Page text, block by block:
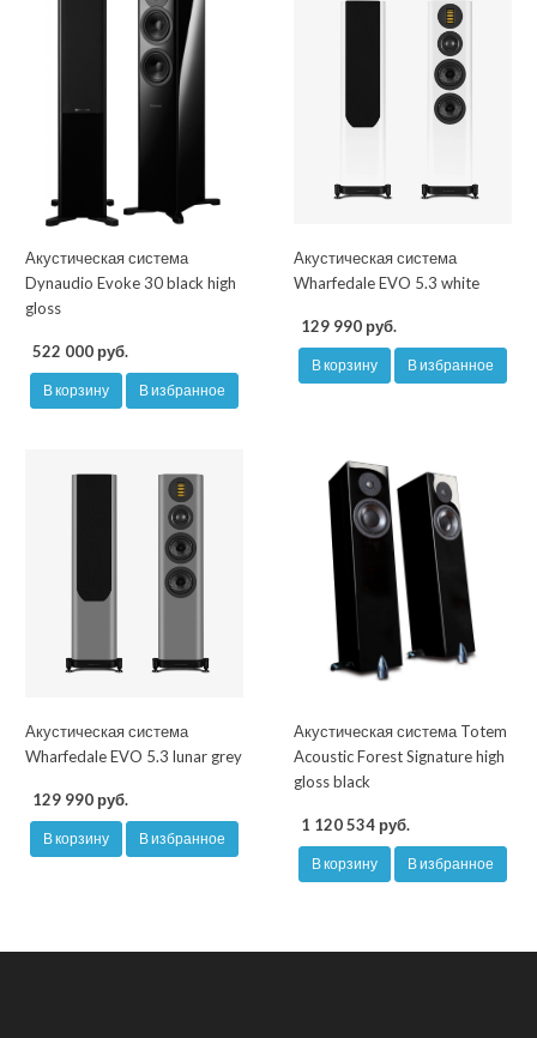
Акустическая система
Dynaudio Evoke 30 black high
gloss
522 000 руб.
В корзину В избранное
Акустическая система
Wharfedale EVO 5.3 white
129 990 руб.
В корзину В избранное
Акустическая система
Wharfedale EVO 5.3 lunar grey
129 990 руб.
В корзину В избранное
Акустическая система Totem
Acoustic Forest Signature high
gloss black
1 120 534 руб.
В корзину В избранное